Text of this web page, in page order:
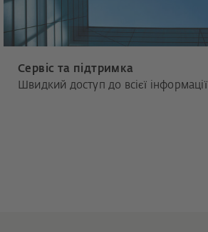
Сервіс та підтримка
Швидкий доступ до всієї інформації